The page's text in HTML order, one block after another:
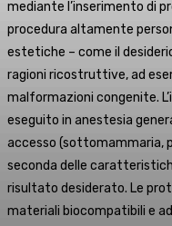
mediante l’inserimento di
procedura altamente
estetiche – come il
ragioni ricostruttive, ad
malformazioni congenite.
eseguito in anestesia
accesso (sottomammaria,
seconda delle
risultato desiderato. Le
materiali biocompatibili e